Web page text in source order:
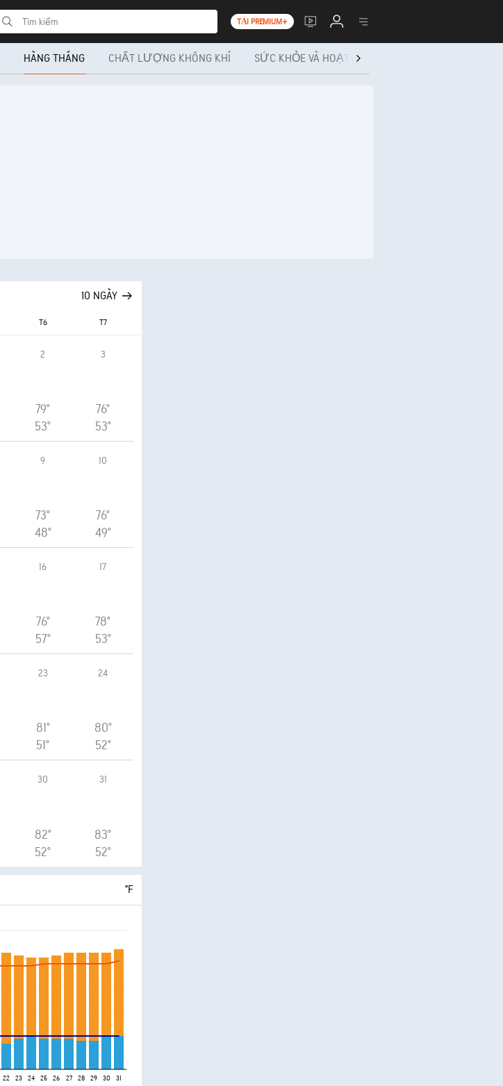
TẢI PREMIUM+
HÀNG THÁNG CHẤT LƯỢNG KHÔNG KHÍ SỨC KHỎE VÀ HOẠT ĐỘNG
10 NGÀY
T6 T7
2
79°
53°
3
76°
53°
9
73°
48°
10
76°
49°
16
76°
57°
17
78°
53°
23
81°
51°
24
80°
52°
30
82°
52°
31
83°
52°
°F
22 23 24 25 26 27 28 29 30 31